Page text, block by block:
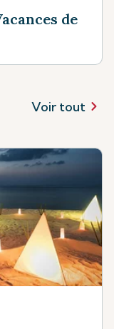
de
Voir tout